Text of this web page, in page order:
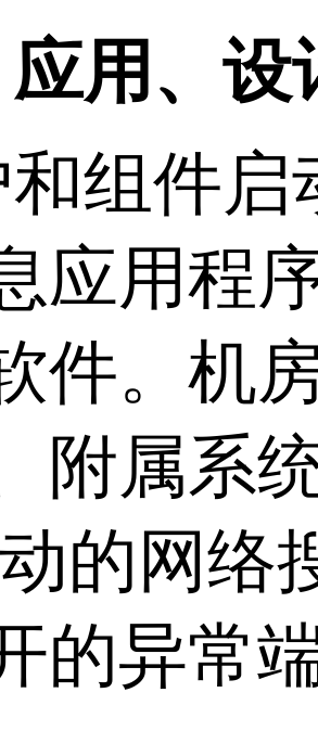
用、
和组件
应用程
件。机
附属系
的网络
的异常